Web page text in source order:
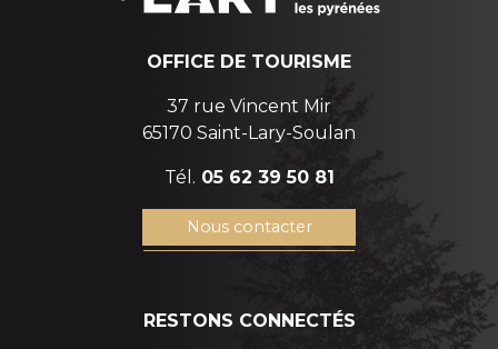
OFFICE DE TOURISME
37 rue Vincent Mir
65170 Saint-Lary-Soulan
Tél. 05 62 39 50 81
Nous contacter
RESTONS CONNECTÉS